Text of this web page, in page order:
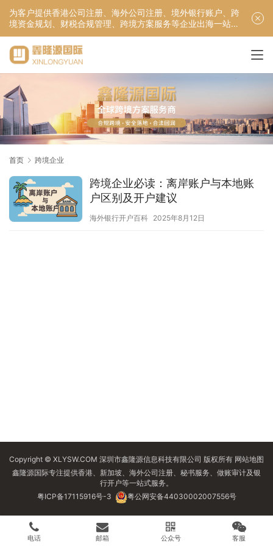
为客户提供香港公司注册、海外公司注册、境外银行账户、跨
境资金规划、财税合规管理、跨境方案服务等企业出海一站式
服务！
首页 跨境企业
跨境企业必读：离岸账户与本地账
户区别及开户建议
海外银行开户百科 2025年8月12日
Copyright © XLYSW.COM 深圳市鑫隆源信息科技有限公司 版权所有 网站地图
鑫隆源国际专注提供香港、新加坡、海外公司注册、秘书服务、做账审计及银
行开户等一站式服务。
粤ICP备17115916号-3
粤公网安备44030002007556号
电话 邮箱 公众号 客服